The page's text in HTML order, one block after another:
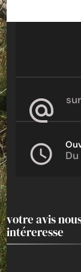
votre avis
intéreresse